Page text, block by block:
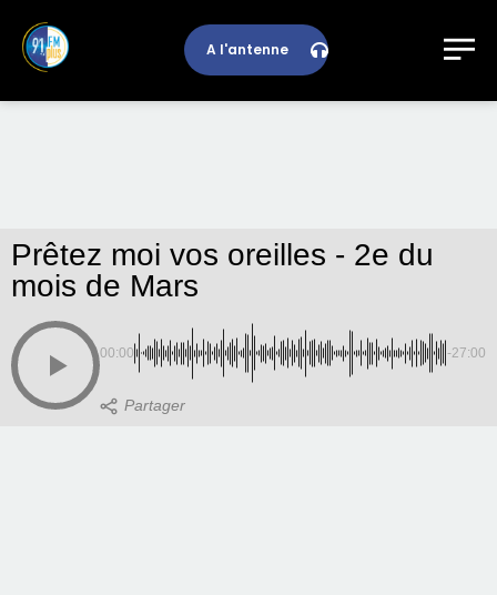
A l'antenne
Prêtez moi vos oreilles - 2e du
mois de Mars
00:00 -27:00